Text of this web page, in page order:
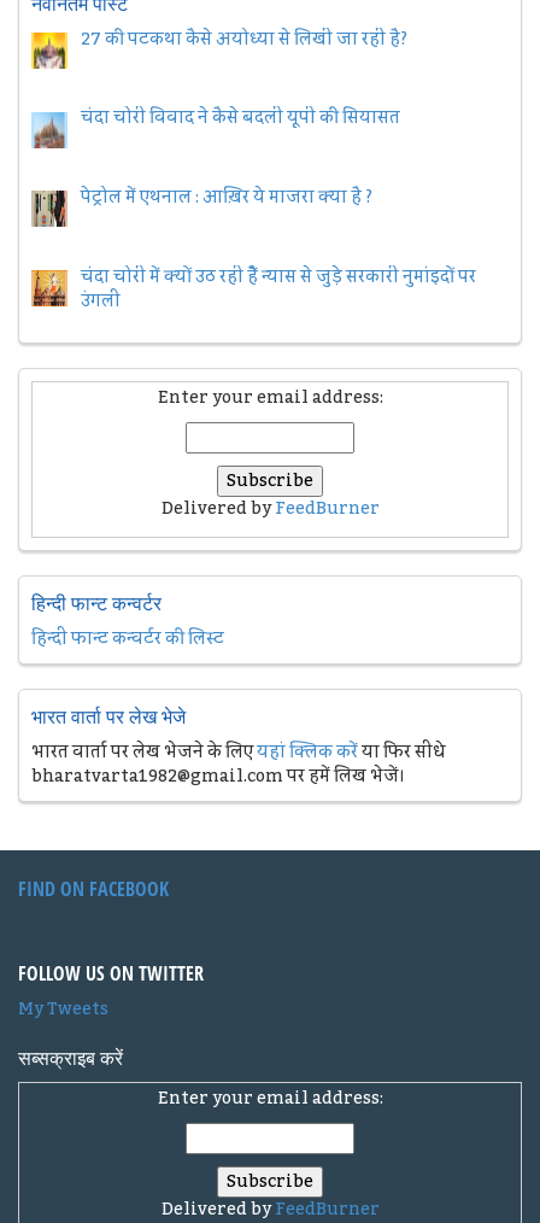
27 की पटकथा कैसे अयोध्या से लिखी जा रही है?
चंदा चोरी विवाद ने कैसे बदली यूपी की सियासत
पेट्रोल में एथनाल : आख़िर ये माजरा क्या है ?
चंदा चोरी में क्यों उठ रही हैैं न्यास से जुड़े सरकारी नुमांइदों पर
उंगली
Enter your email address:
Delivered byFeedBurner
हिन्दी फान्ट कन्वर्टर
हिन्दी फान्ट कन्वर्टर की लिस्ट
भारत वार्ता पर लेख भेजे
भारत वार्ता पर लेख भेजने के लिएयहां क्लिक करेंया फिर सीधे
bharatvarta1982@gmail.com पर हमें लिख भेजें।
FIND ON FACEBOOK
FOLLOW US ON TWITTER
My Tweets
सब्सक्राइब करें
Enter your email address:
Delivered byFeedBurner